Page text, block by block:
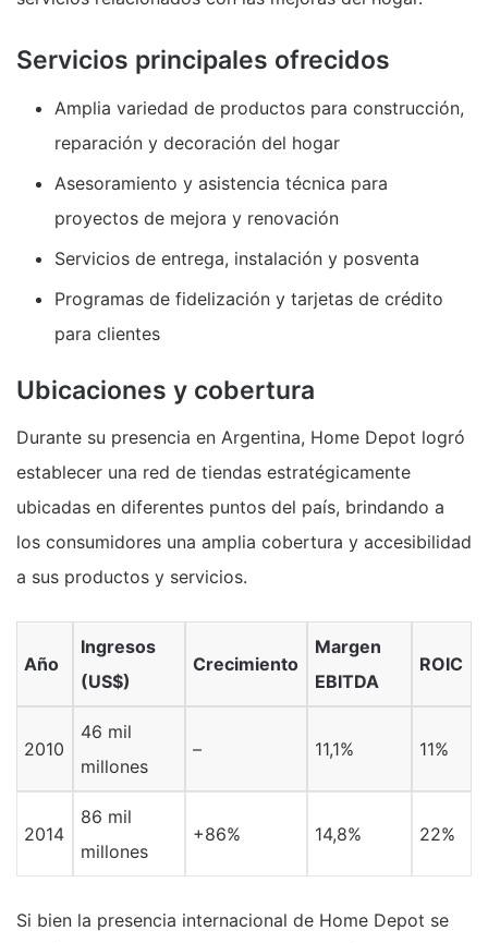
Servicios principales ofrecidos
Amplia variedad de productos para construcción,
reparación y decoración del hogar
Asesoramiento y asistencia técnica para
proyectos de mejora y renovación
Servicios de entrega, instalación y posventa
Programas de fidelización y tarjetas de crédito
para clientes
Ubicaciones y cobertura
Durante su presencia en Argentina, Home Depot logró
establecer una red de tiendas estratégicamente
ubicadas en diferentes puntos del país, brindando a
los consumidores una amplia cobertura y accesibilidad
a sus productos y servicios.
Año
Ingresos
(US$)
Crecimiento
Margen
EBITDA
ROIC
2010
46 mil
millones
– 11,1% 11%
2014
86 mil
millones
+86% 14,8% 22%
Si bien la presencia internacional de Home Depot se